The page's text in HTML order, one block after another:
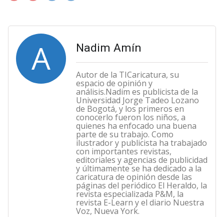
A Nadim Amín
Autor de la TICaricatura, su
espacio de opinión y
análisis.Nadim es publicista de la
Universidad Jorge Tadeo Lozano
de Bogotá, y los primeros en
conocerlo fueron los niños, a
quienes ha enfocado una buena
parte de su trabajo. Como
ilustrador y publicista ha trabajado
con importantes revistas,
editoriales y agencias de publicidad
y últimamente se ha dedicado a la
caricatura de opinión desde las
páginas del periódico El Heraldo, la
revista especializada P&M, la
revista E-Learn y el diario Nuestra
Voz, Nueva York.